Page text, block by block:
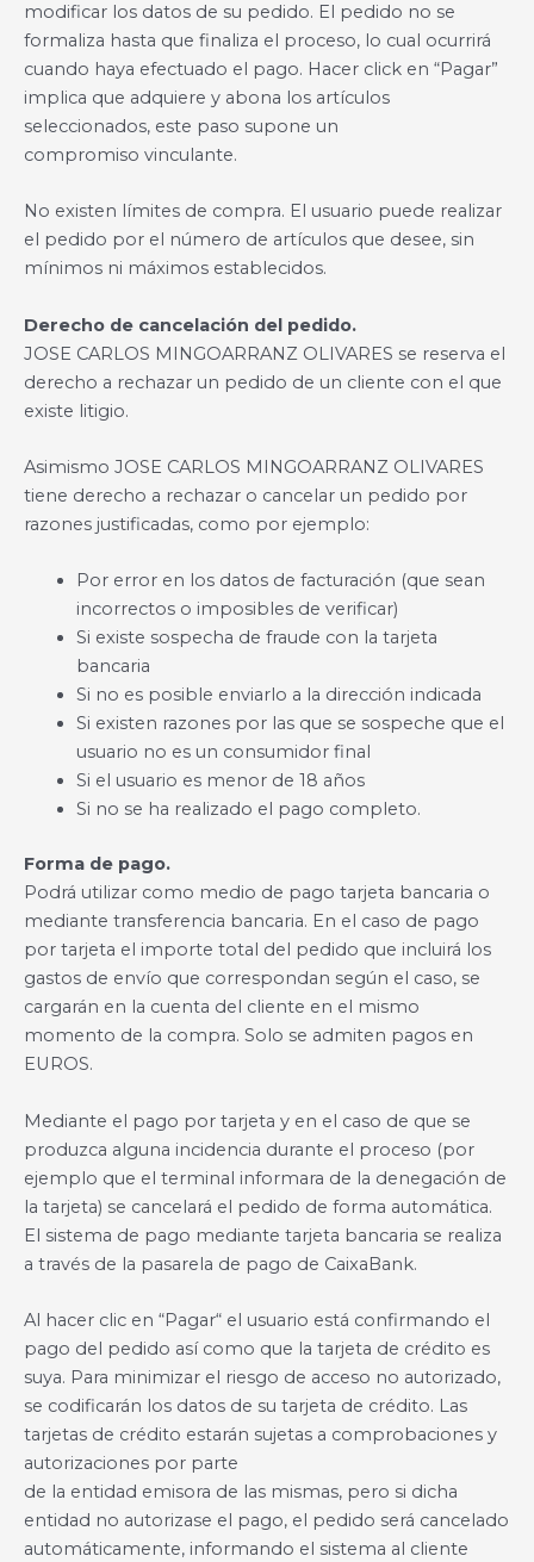
modificar los datos de su pedido. El pedido no se
formaliza hasta que finaliza el proceso, lo cual ocurrirá
cuando haya efectuado el pago. Hacer click en “Pagar”
implica que adquiere y abona los artículos
seleccionados, este paso supone un
compromiso vinculante.
No existen límites de compra. El usuario puede realizar
el pedido por el número de artículos que desee, sin
mínimos ni máximos establecidos.
Derecho de cancelación del pedido.
JOSE CARLOS MINGOARRANZ OLIVARES se reserva el
derecho a rechazar un pedido de un cliente con el que
existe litigio.
Asimismo JOSE CARLOS MINGOARRANZ OLIVARES
tiene derecho a rechazar o cancelar un pedido por
razones justificadas, como por ejemplo:
Por error en los datos de facturación (que sean
incorrectos o imposibles de verificar)
Si existe sospecha de fraude con la tarjeta
bancaria
Si no es posible enviarlo a la dirección indicada
Si existen razones por las que se sospeche que el
usuario no es un consumidor final
Si el usuario es menor de 18 años
Si no se ha realizado el pago completo.
Forma de pago.
Podrá utilizar como medio de pago tarjeta bancaria o
mediante transferencia bancaria. En el caso de pago
por tarjeta el importe total del pedido que incluirá los
gastos de envío que correspondan según el caso, se
cargarán en la cuenta del cliente en el mismo
momento de la compra. Solo se admiten pagos en
EUROS.
Mediante el pago por tarjeta y en el caso de que se
produzca alguna incidencia durante el proceso (por
ejemplo que el terminal informara de la denegación de
la tarjeta) se cancelará el pedido de forma automática.
El sistema de pago mediante tarjeta bancaria se realiza
a través de la pasarela de pago de CaixaBank.
Al hacer clic en “Pagar“ el usuario está confirmando el
pago del pedido así como que la tarjeta de crédito es
suya. Para minimizar el riesgo de acceso no autorizado,
se codificarán los datos de su tarjeta de crédito. Las
tarjetas de crédito estarán sujetas a comprobaciones y
autorizaciones por parte
de la entidad emisora de las mismas, pero si dicha
entidad no autorizase el pago, el pedido será cancelado
automáticamente, informando el sistema al cliente